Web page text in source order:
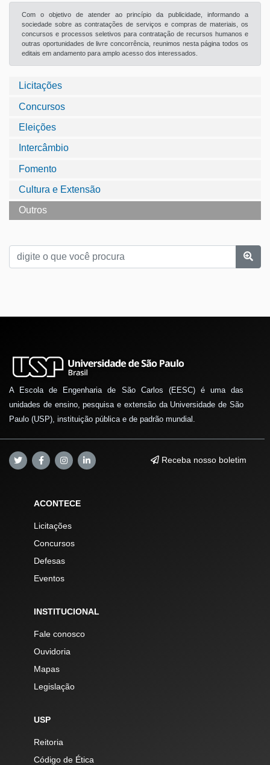
Licitações
Concursos
Eleições
Intercâmbio
Fomento
Cultura e Extensão
Outros
Com o objetivo de atender ao princípio da publicidade, informando a
sociedade sobre as contratações de serviços e compras de materiais, os
concursos e processos seletivos para contratação de recursos humanos e
outras oportunidades de livre concorrência, reunimos nesta página todos os
editais em andamento para amplo acesso dos interessados.
A Escola de Engenharia de São Carlos (EESC) é uma das
unidades de ensino, pesquisa e extensão da Universidade de São
Paulo (USP), instituição pública e de padrão mundial.
Receba nosso boletim
ACONTECE
Licitações
Concursos
Defesas
Eventos
INSTITUCIONAL
Fale conosco
Ouvidoria
Mapas
Legislação
USP
Reitoria
Código de Ética